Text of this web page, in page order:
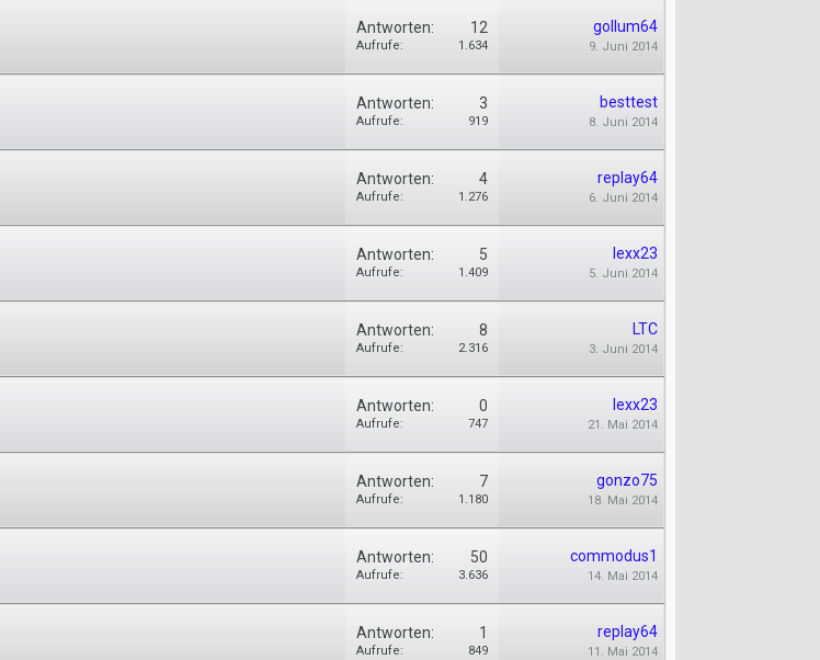
Antworten: 12
Aufrufe: 1.634
gollum64
9. Juni 2014
Antworten: 3
Aufrufe: 919
besttest
8. Juni 2014
Antworten: 4
Aufrufe: 1.276
replay64
6. Juni 2014
Antworten: 5
Aufrufe: 1.409
lexx23
5. Juni 2014
Antworten: 8
Aufrufe: 2.316
LTC
3. Juni 2014
Antworten: 0
Aufrufe: 747
lexx23
21. Mai 2014
Antworten: 7
Aufrufe: 1.180
gonzo75
18. Mai 2014
Antworten: 50
Aufrufe: 3.636
commodus1
14. Mai 2014
Antworten: 1
Aufrufe: 849
replay64
11. Mai 2014